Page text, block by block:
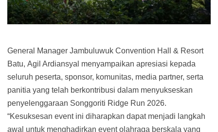
General Manager Jambuluwuk Convention Hall & Resort
Batu, Agil Ardiansyal menyampaikan apresiasi kepada
seluruh peserta, sponsor, komunitas, media partner, serta
panitia yang telah berkontribusi dalam menyukseskan
penyelenggaraan Songgoriti Ridge Run 2026.
“Kesuksesan event ini diharapkan dapat menjadi langkah
awal untuk menghadirkan event olahraga berskala yang